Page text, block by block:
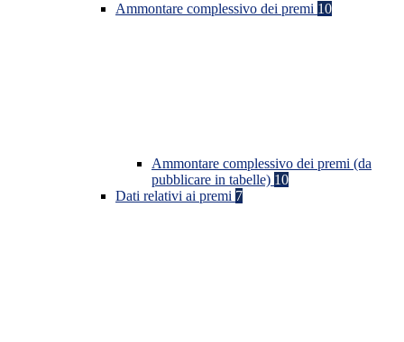
Ammontare complessivo dei premi 10
Ammontare complessivo dei premi (da
pubblicare in tabelle) 10
Dati relativi ai premi 7